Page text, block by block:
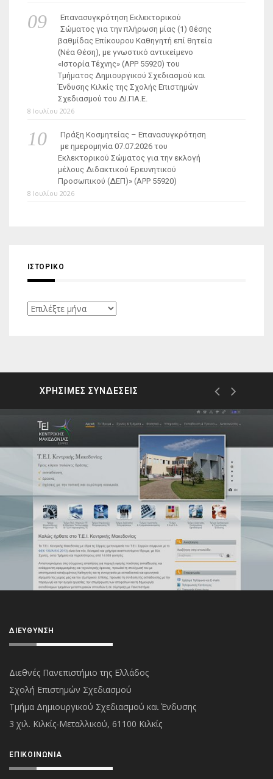
Επανασυγκρότηση Εκλεκτορικού
Σώματος για την πλήρωση μίας (1) θέσης
βαθμίδας Επίκουρου Καθηγητή επί θητεία
(Νέα Θέση), με γνωστικό αντικείμενο
«Ιστορία Τέχνης» (ΑΡΡ 55920) του
Τμήματος Δημιουργικού Σχεδιασμού και
Ένδυσης Κιλκίς της Σχολής Επιστημών
Σχεδιασμού του ΔΙ.ΠΑ.Ε.
8 Ιουλίου 2026
Πράξη Κοσμητείας – Επανασυγκρότηση
με ημερομηνία 07.07.2026 του
Εκλεκτορικού Σώματος για την εκλογή
μέλους Διδακτικού Ερευνητικού
Προσωπικού (ΔΕΠ)» (APP 55920)
8 Ιουλίου 2026
ΙΣΤΟΡΙΚΌ
Ιστορικό
ΧΡΗΣΙΜΕΣ ΣΥΝΔΕΣΕΙΣ
ΔΙΕΎΘΥΝΣΗ
Διεθνές Πανεπιστήμιο της Ελλάδος
Σχολή Επιστημών Σχεδιασμού
Τμήμα Δημιουργικού Σχεδιασμού και Ένδυσης
3 χιλ. Κιλκίς-Μεταλλικού, 61100 Κιλκίς
ΕΠΙΚΟΙΝΩΝΊΑ